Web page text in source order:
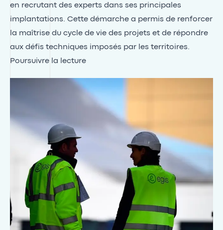
en recrutant des experts dans ses principales
implantations. Cette démarche a permis de renforcer
la maîtrise du cycle de vie des projets et de répondre
aux défis techniques imposés par les territoires.
Poursuivre la lecture